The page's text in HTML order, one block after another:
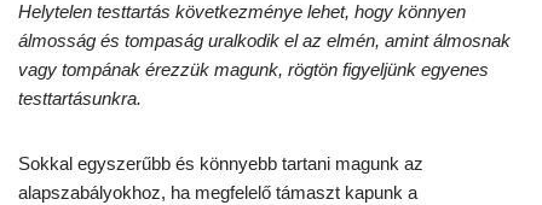
Helytelen testtartás következménye lehet, hogy könnyen
álmosság és tompaság uralkodik el az elmén, amint álmosnak
vagy tompának érezzük magunk, rögtön figyeljünk egyenes
testtartásunkra.
Sokkal egyszerűbb és könnyebb tartani magunk az
alapszabályokhoz, ha megfelelő támaszt kapunk a